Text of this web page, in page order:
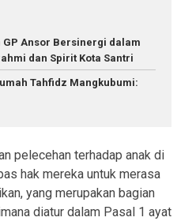
GP Ansor Bersinergi dalam
dan Spirit Kota Santri
Tahfidz Mangkubumi:
pelecehan terhadap anak di
hak mereka untuk merasa
yang merupakan bagian
diatur dalam Pasal 1 ayat